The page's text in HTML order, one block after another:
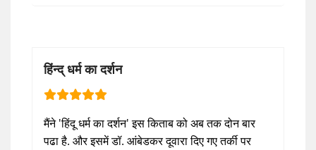
हिंन्द् धर्म का दर्शन
मैंने 'हिंदू धर्म का दर्शन' इस किताब को अब तक दोन बार
पढा है. और इसमें डॉ. आंबेडकर दूवारा दिए गए तर्की पर